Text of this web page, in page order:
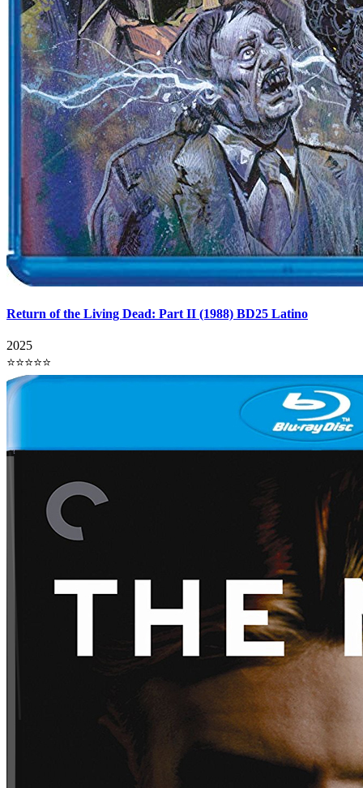
Return of the Living Dead: Part II (1988) BD25 Latino
2025
⭐⭐⭐⭐⭐